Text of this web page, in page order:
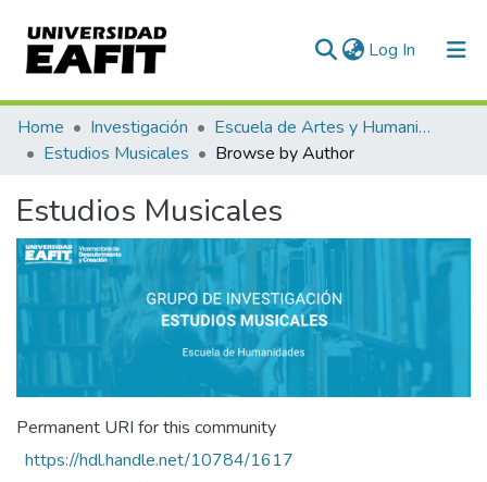
Log In (current)
Communities & Collections
All of DSpace
Home Investigación
Escuela de Artes y Humanidades
Estudios Musicales
Browse by Author
Estudios Musicales
Permanent URI for this community
https://hdl.handle.net/10784/1617